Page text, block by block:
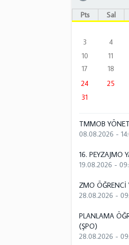
Pts Sal
3
4
10
11
17
18
24
25
31
TMMOB
08.08.2026 -
16. PEYZAJMO
19.08.2026 -
ZMO ÖĞRENCİ
28.08.2026 -
PLANLAMA
(ŞPO)
28.08.2026 -